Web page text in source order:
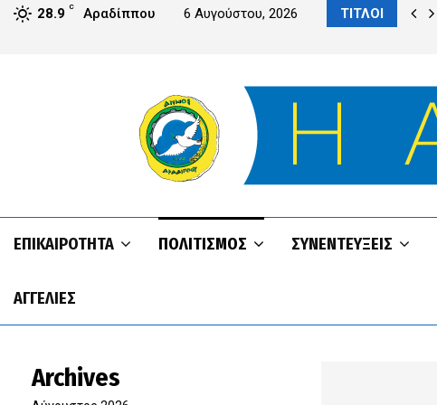
28.9 C Αραδίππου 6 Αυγούστου, 2026 ΤΙΤΛΟΙ
δεν θα πληρωθεί από τους δημότες» –…
ΕΠΙΚΑΙΡΌΤΗΤΑ ΠΟΛΙΤΙΣΜΌΣ ΣΥΝΕΝΤΕΥΞΕΙΣ
ΑΓΓΕΛΊΕΣ
Archives